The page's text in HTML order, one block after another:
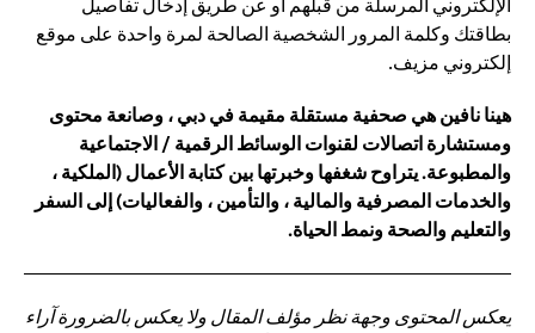
الإلكتروني المرسلة من قبلهم أو عن طريق إدخال تفاصيل
بطاقتك وكلمة المرور الشخصية الصالحة لمرة واحدة على موقع
إلكتروني مزيف.
هينا نافين هي صحفية مستقلة مقيمة في دبي ، وصانعة محتوى
ومستشارة اتصالات لقنوات الوسائط الرقمية / الاجتماعية
والمطبوعة. يتراوح شغفها وخبرتها بين كتابة الأعمال (الملكية ،
والخدمات المصرفية والمالية ، والتأمين ، والفعاليات) إلى السفر
والتعليم والصحة ونمط الحياة.
يعكس المحتوى وجهة نظر مؤلف المقال ولا يعكس بالضرورة آراء